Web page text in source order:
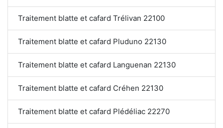
Traitement blatte et cafard Trélivan 22100
Traitement blatte et cafard Pluduno 22130
Traitement blatte et cafard Languenan 22130
Traitement blatte et cafard Créhen 22130
Traitement blatte et cafard Plédéliac 22270